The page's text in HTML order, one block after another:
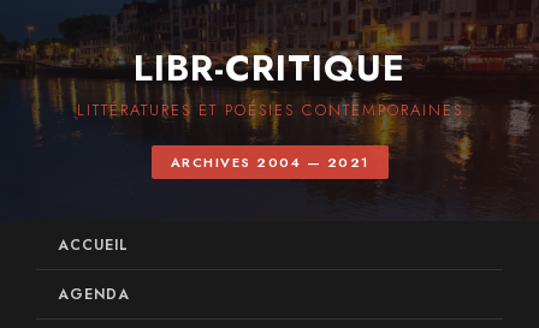
LIBR-CRITIQUE
LITTÉRATURES ET POÉSIES CONTEMPORAINES
ARCHIVES 2004 — 2021
ACCUEIL
AGENDA